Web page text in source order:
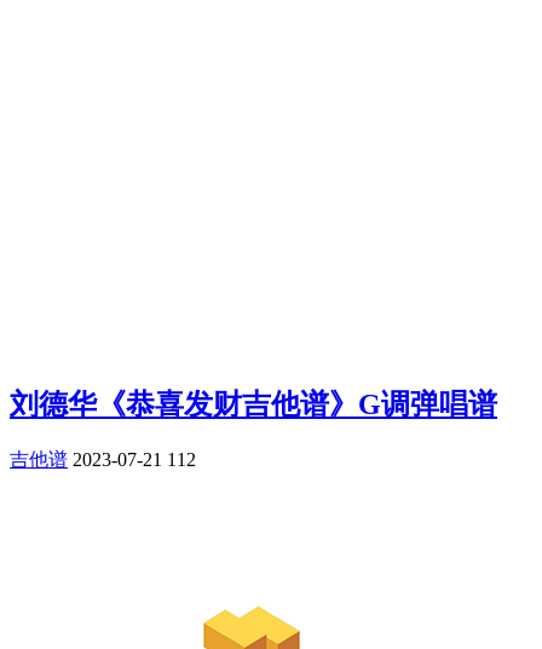
刘德华《恭喜发财吉他谱》G调弹唱谱
吉他谱 2023-07-21 112